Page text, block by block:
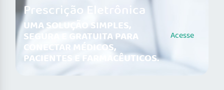
Prescrição Eletrônica
UMA SOLUÇÃO SIMPLES,
SEGURA E GRATUITA PARA
CONECTAR MÉDICOS,
PACIENTES E FARMACÊUTICOS.
Acesse